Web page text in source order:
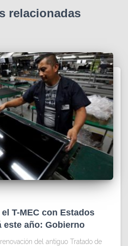
relacionadas
T-MEC con Estados
este año: Gobierno
del antiguo Tratado de